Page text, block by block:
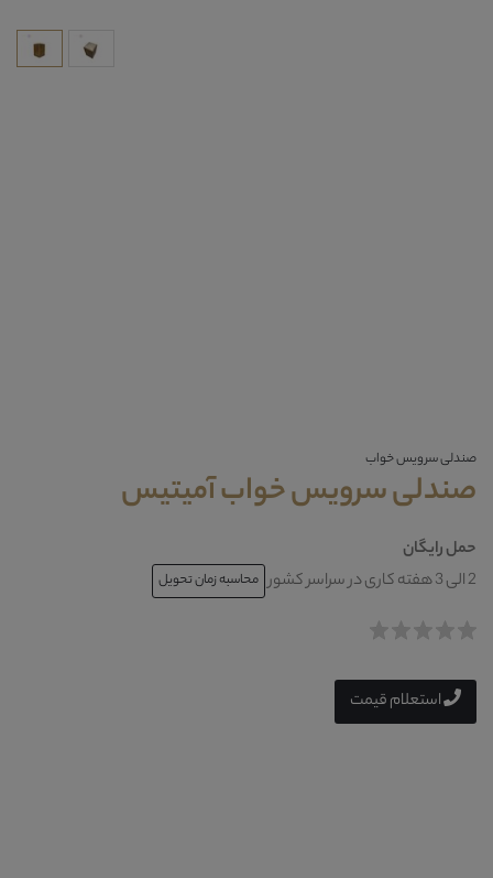
صندلی سرویس خواب
صندلی سرویس خواب آمیتیس
حمل رایگان
2 الی 3 هفته کاری در سراسر کشور
محاسبه زمان تحویل
استعلام قیمت